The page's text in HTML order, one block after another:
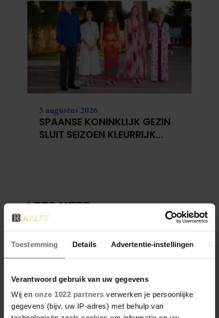
Toestemming Details Advertentie-instellingen
Verantwoord gebruik van uw gegevens
Wij en onze 1022 partners verwerken je persoonlijke
gegevens (bijv. uw IP-adres) met behulp van
5 augustus 2026
SPAANSE KONINKLIJK GEZIN
SLUIT SEIZOEN KLEURRIJK